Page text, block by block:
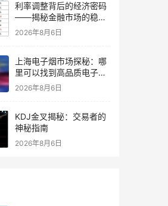
利率调整背后的经济密码
——揭秘金融市场的稳健
前行之路
2026年8月6日
上海电子烟市场探秘：哪
里可以找到高品质电子
烟？
2026年8月6日
KDJ金叉揭秘：交易者的
神秘指南
2026年8月6日